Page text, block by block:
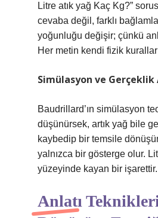
Litre atık yağ Kaç Kg?”
cevaba değil, farklı
yoğunluğu değişir; çünkü
Her metin kendi fizik
Simülasyon ve Gerçeklik
Baudrillard’ın simülasyon
düşünürsek, artık yağ bile
kaybedip bir temsile
yalnızca bir gösterge olur.
yüzeyinde kayan bir işarettir.
Anlatı